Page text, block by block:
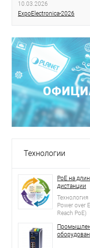
10.03.2026
ExpoElectronica-2026
Технологии
РoЕ на
дистанции
Технология
Power over
Reach PoE)